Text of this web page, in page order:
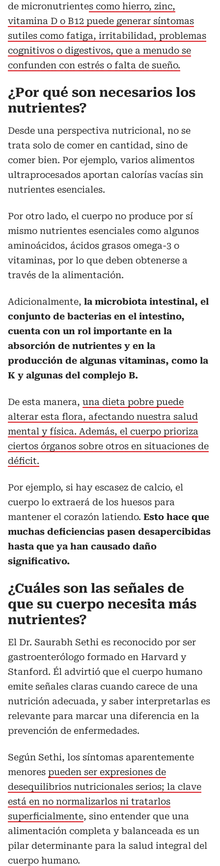
de micronutrientes como hierro, zinc,
vitamina D o B12 puede generar síntomas
sutiles como fatiga, irritabilidad, problemas
cognitivos o digestivos, que a menudo se
confunden con estrés o falta de sueño.
¿Por qué son necesarios los
nutrientes?
Desde una perspectiva nutricional, no se
trata solo de comer en cantidad, sino de
comer bien. Por ejemplo, varios alimentos
ultraprocesados aportan calorías vacías sin
nutrientes esenciales.
Por otro lado, el cuerpo no produce por sí
mismo nutrientes esenciales como algunos
aminoácidos, ácidos grasos omega-3 o
vitaminas, por lo que deben obtenerse a
través de la alimentación.
Adicionalmente, la microbiota intestinal, el
conjunto de bacterias en el intestino,
cuenta con un rol importante en la
absorción de nutrientes y en la
producción de algunas vitaminas, como la
K y algunas del complejo B.
De esta manera, una dieta pobre puede
alterar esta flora, afectando nuestra salud
mental y física. Además, el cuerpo prioriza
ciertos órganos sobre otros en situaciones de
déficit.
Por ejemplo, si hay escasez de calcio, el
cuerpo lo extraerá de los huesos para
mantener el corazón latiendo. Esto hace que
muchas deficiencias pasen desapercibidas
hasta que ya han causado daño
significativo.
¿Cuáles son las señales de
que su cuerpo necesita más
nutrientes?
El Dr. Saurabh Sethi es reconocido por ser
gastroenterólogo formado en Harvard y
Stanford. Él advirtió que el cuerpo humano
emite señales claras cuando carece de una
nutrición adecuada, y saber interpretarlas es
relevante para marcar una diferencia en la
prevención de enfermedades.
Según Sethi, los síntomas aparentemente
menores pueden ser expresiones de
desequilibrios nutricionales serios; la clave
está en no normalizarlos ni tratarlos
superficialmente, sino entender que una
alimentación completa y balanceada es un
pilar determinante para la salud integral del
cuerpo humano.